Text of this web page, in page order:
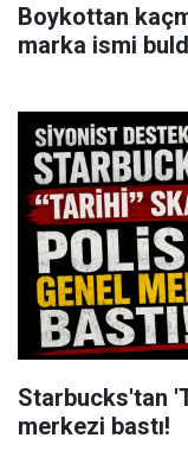
Boykottan
marka ismi
Starbucks'tan
merkezi bastı!